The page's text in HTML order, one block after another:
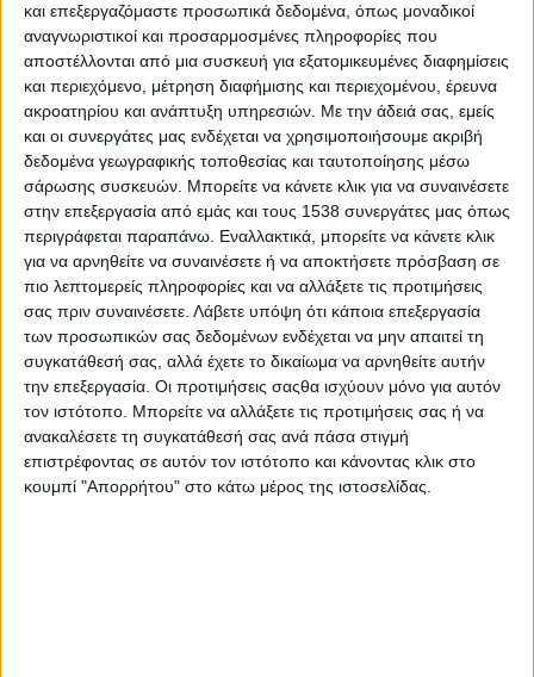
και επεξεργαζόμαστε προσωπικά δεδομένα, όπως μοναδικοί
αναγνωριστικοί και προσαρμοσμένες πληροφορίες που
αποστέλλονται από μια συσκευή για εξατομικευμένες διαφημίσεις
και περιεχόμενο, μέτρηση διαφήμισης και περιεχομένου, έρευνα
ακροατηρίου και ανάπτυξη υπηρεσιών. Με την άδειά σας, εμείς
και οι συνεργάτες μας ενδέχεται να χρησιμοποιήσουμε ακριβή
δεδομένα γεωγραφικής τοποθεσίας και ταυτοποίησης μέσω
σάρωσης συσκευών. Μπορείτε να κάνετε κλικ για να συναινέσετε
στην επεξεργασία από εμάς και τους 1538 συνεργάτες μας όπως
περιγράφεται παραπάνω. Εναλλακτικά, μπορείτε να κάνετε κλικ
για να αρνηθείτε να συναινέσετε ή να αποκτήσετε πρόσβαση σε
πιο λεπτομερείς πληροφορίες και να αλλάξετε τις προτιμήσεις
σας πριν συναινέσετε. Λάβετε υπόψη ότι κάποια επεξεργασία
των προσωπικών σας δεδομένων ενδέχεται να μην απαιτεί τη
συγκατάθεσή σας, αλλά έχετε το δικαίωμα να αρνηθείτε αυτήν
την επεξεργασία. Οι προτιμήσεις σαςθα ισχύουν μόνο για αυτόν
τον ιστότοπο. Μπορείτε να αλλάξετε τις προτιμήσεις σας ή να
ανακαλέσετε τη συγκατάθεσή σας ανά πάσα στιγμή
επιστρέφοντας σε αυτόν τον ιστότοπο και κάνοντας κλικ στο
κουμπί "Απορρήτου" στο κάτω μέρος της ιστοσελίδας.
«Σέλεμνος».
Το Σάββατο 11 Ιουλίου συμμετέχουν οι
«Ναύπακτος Πολιτιστικές Διαδρομές», η
Χορευτική Ομάδα Αγίων Θεοδώρων Δεμενίκων, ο
Σύλλογος Φίλων Φιλαρμονικής Αντιρρίου «Ο
Απόλλων», η Στέγη Καλαβρυτινών και Φίλων
Πάτρας «Αγία Λαύρα», το Λαϊκό Μουσικοχορευτικό
Εργαστήρι Πάτρας, η Πολιτιστική Δράση
Δημοτικής Ενότητας Βραχναιίκων και ο
Πολιτιστικός Σύλλογος Αντιρρίου «Το Καστέλι».
Το διήμερο φεστιβάλ αποτελεί μια ανοιχτή γιορτή
για την τοπική κοινωνία και τους επισκέπτες, με
επίκεντρο τους ανθρώπους που υπηρετούν την
παράδοση όχι ως μουσειακό κατάλοιπο, αλλά ως